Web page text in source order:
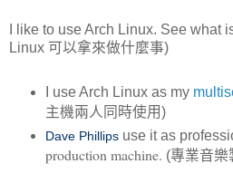
I like to use Arch Linux. See what
Linux 可以拿來做什麼事)
I use Arch Linux as my
主機兩人同時使用)
Dave Phillipsuse it as
production machine. (專業音樂